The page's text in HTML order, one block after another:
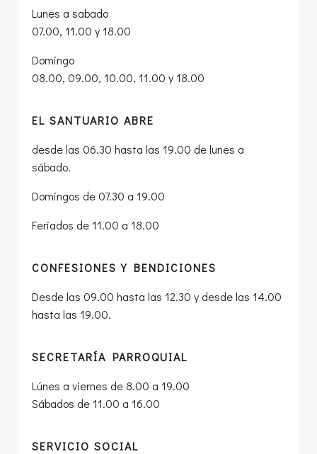
Lunes a sabado
07.00, 11.00 y 18.00
Domingo
08.00, 09.00, 10.00, 11.00 y 18.00
EL SANTUARIO ABRE
desde las 06.30 hasta las 19.00 de lunes a
sábado.
Domingos de 07.30 a 19.00
Feriados de 11.00 a 18.00
CONFESIONES Y BENDICIONES
Desde las 09.00 hasta las 12.30 y desde las 14.00
hasta las 19.00.
SECRETARÍA PARROQUIAL
Lúnes a viernes de 8.00 a 19.00
Sábados de 11.00 a 16.00
SERVICIO SOCIAL